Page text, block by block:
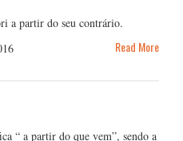
a partir do seu contrário.
Read More
“ a partir do que vem”, sendo a